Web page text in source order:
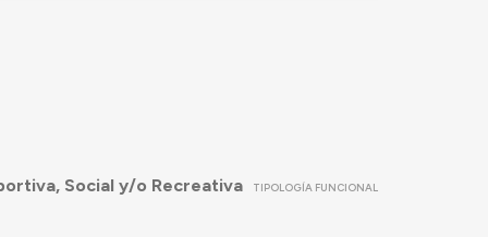
Social y/o Recreativa TIPOLOGÍA FUNCIONAL